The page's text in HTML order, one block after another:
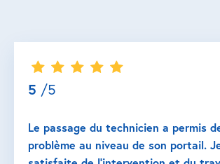
5 /5
Le passage du technicien a permis
problème au niveau de son portail.